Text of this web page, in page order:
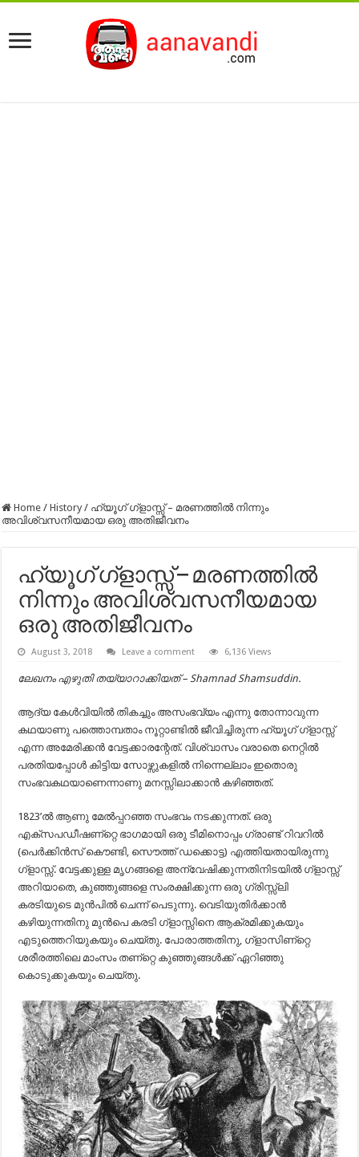
Home / History / ഹ്യൂഗ്‌ ഗ്ളാസ്സ്‌ – മരണത്തിൽ നിന്നും
അവിശ്വസനീയമായ ഒരു അതിജീവനം
ഹ്യൂഗ്‌ ഗ്ളാസ്സ്‌ – മരണത്തിൽ
നിന്നും അവിശ്വസനീയമായ
ഒരു അതിജീവനം
August 3, 2018 Leave a comment 6,136 Views
ലേഖനം എഴുതി തയ്യാറാക്കിയത് – Shamnad Shamsuddin.
ആദ്യ കേള്‍വിയില്‍ തികച്ചും അസംഭവ്യം എന്നു തോന്നാവുന്ന
കഥയാണു പത്തൊമ്പതാം നൂറ്റാണ്ടില്‍ ജീവിച്ചിരുന്ന ഹ്യൂഗ്‌ ഗ്ളാസ്സ്‌
എന്ന അമേരിക്കന്‍ വേട്ടക്കാരന്റേത്. വിശ്വാസം വരാതെ നെറ്റില്‍
പരതിയപ്പോള്‍ കിട്ടിയ സോഴ്സുകളില്‍ നിന്നെല്ലാം ഇതൊരു
സംഭവകഥയാണെന്നാണു മനസ്സിലാക്കാന്‍ കഴിഞ്ഞത്‌.
1823’ല്‍ ആണു മേല്‍പ്പറഞ്ഞ സംഭവം നടക്കുന്നത്‌. ഒരു
എക്സപഡീഷണ്റ്റെ ഭാഗമായി ഒരു ടീമിനൊപ്പം ഗ്രാണ്ട്‌ റിവറില്‍
(പെര്‍ക്കിന്‍സ്‌ കൌണ്ടി, സൌത്ത്‌ ഡക്കൊട്ട) എത്തിയതായിരുന്നു
ഗ്ളാസ്സ്‌. വേട്ടക്കുള്ള മൃഗങ്ങളെ അന്വേഷിക്കുന്നതിനിടയില്‍ ഗ്ളാസ്സ്‌
അറിയാതെ, കുഞ്ഞുങ്ങളെ സംരക്ഷിക്കുന്ന ഒരു ഗ്രിസ്സ്‌ലി
കരടിയുടെ മുന്‍പില്‍ ചെന്ന് പെടുന്നു. വെടിയുതിര്‍ക്കാന്‍
കഴിയുന്നതിനു മുന്‍പെ കരടി ഗ്ളാസ്സിനെ ആക്രമിക്കുകയും
എടുത്തെറിയുകയും ചെയ്തു. പോരാത്തതിനു, ഗ്ളാസിണ്റ്റെ
ശരീരത്തിലെ മാംസം തണ്റ്റെ കുഞ്ഞുങ്ങള്‍ക്ക്‌ ഏറിഞ്ഞു
കൊടുക്കുകയും ചെയ്തു.